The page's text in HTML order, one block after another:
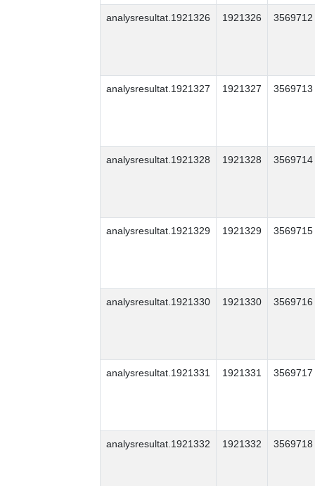
analysresultat.1921326 1921326 3569712
analysresultat.1921327 1921327 3569713
analysresultat.1921328 1921328 3569714
analysresultat.1921329 1921329 3569715
analysresultat.1921330 1921330 3569716
analysresultat.1921331 1921331 3569717
analysresultat.1921332 1921332 3569718